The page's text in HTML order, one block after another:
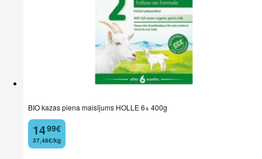
BIO kazas piena maisījums HOLLE 6+ 400g
14
. 99€
37,48€/kg